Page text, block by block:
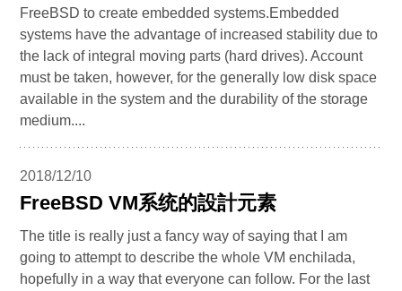
FreeBSD to create embedded systems.Embedded
systems have the advantage of increased stability due to
the lack of integral moving parts (hard drives). Account
must be taken, however, for the generally low disk space
available in the system and the durability of the storage
medium....
2018/12/10
FreeBSD VM系统的設計元素
The title is really just a fancy way of saying that I am
going to attempt to describe the whole VM enchilada,
hopefully in a way that everyone can follow. For the last